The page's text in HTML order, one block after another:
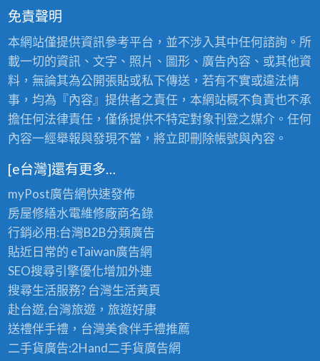
免責聲明
本網站僅提供資訊參考平台，並不涉入其中任何諮詢。所
載一切的資訊、文字、照片、圖形、廣告內容、或其他資
料，無論其為公開張貼或私下傳送，若有不實或違法情
事，均為『內容』提供者之責任，本網站概不負責也不承
擔任何法律責任，僅係提供不特定對象刊登之媒介。任何
內容一經舉報與發現不當，將立即刪除帳號與內容。
[e台灣]還有更多…
myPost廣告網快速發佈
房屋修繕水電維修廠商名錄
行銷必用:台灣B2B分類廣告
貼近日常的 eTaiwan廣告網
SEO搜尋引擎優化增加外連
搜尋生活服務? 台灣生活黃頁
赴台遊,台灣旅遊，旅遊好康
送禮伴手禮，台灣美食伴手禮推薦
二手貨廣告:2Hand二手貨廣告網